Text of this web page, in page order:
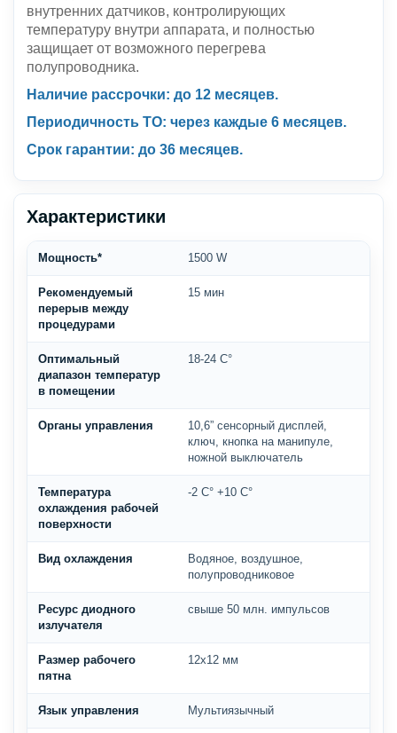
внутренних датчиков, контролирующих
температуру внутри аппарата, и полностью
защищает от возможного перегрева
полупроводника.
Наличие рассрочки: до 12 месяцев.
Периодичность ТО: через каждые 6 месяцев.
Срок гарантии: до 36 месяцев.
Характеристики
Мощность* 1500 W
Рекомендуемый
перерыв между
процедурами
15 мин
Оптимальный
диапазон температур
в помещении
18-24 С°
Органы управления
10,6” сенсорный дисплей,
ключ, кнопка на манипуле,
ножной выключатель
Температура
охлаждения рабочей
поверхности
-2 С° +10 С°
Вид охлаждения
Водяное, воздушное,
полупроводниковое
Ресурс диодного
излучателя
свыше 50 млн. импульсов
Размер рабочего
пятна
12х12 мм
Язык управления Мультиязычный